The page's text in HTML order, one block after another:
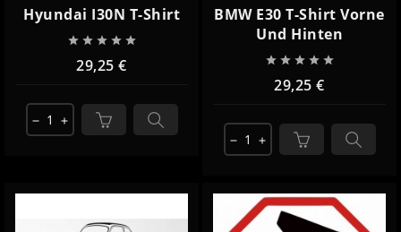
Hyundai I30N T-Shirt
    
29,25 €
remove add
BMW E30 T-Shirt Vorne
Und Hinten
    
29,25 €
remove add